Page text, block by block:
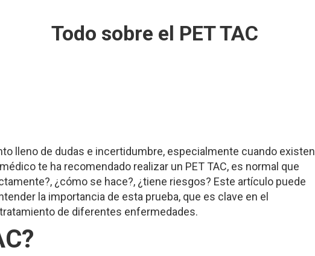
Todo sobre el PET TAC
lleno de dudas e incertidumbre, especialmente cuando existen
te ha recomendado realizar un PET TAC, es normal que
¿cómo se hace?, ¿tiene riesgos? Este artículo puede
la importancia de esta prueba, que es clave en el
de diferentes enfermedades.